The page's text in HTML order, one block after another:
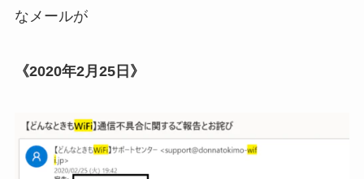
なメールが
《2020年2月25日》